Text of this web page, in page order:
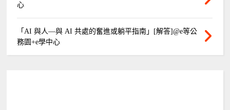
心
「AI 與人—與 AI 共處的奮進或躺平指南」[解答]@e等公
務園+e學中心